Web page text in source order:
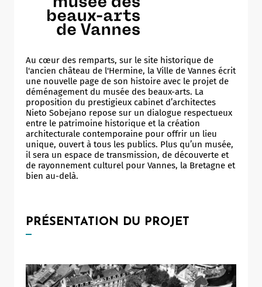
Au cœur des remparts, sur le site historique de
l'ancien château de l'Hermine, la Ville de Vannes écrit
une nouvelle page de son histoire avec le projet de
déménagement du musée des beaux-arts. La
proposition du prestigieux cabinet d’architectes
Nieto Sobejano repose sur un dialogue respectueux
entre le patrimoine historique et la création
architecturale contemporaine pour offrir un lieu
unique, ouvert à tous les publics. Plus qu’un musée,
il sera un espace de transmission, de découverte et
de rayonnement culturel pour Vannes, la Bretagne et
bien au-delà.
PRÉSENTATION DU PROJET